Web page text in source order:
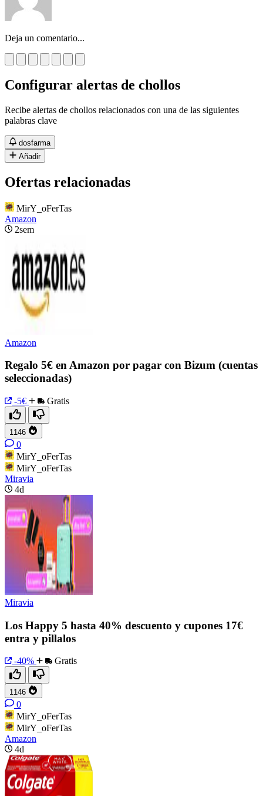
Deja un comentario...
Configurar alertas de chollos
Recibe alertas de chollos relacionados con una de las siguientes
palabras clave
dosfarma
Añadir
Ofertas relacionadas
MirY_oFerTas
Amazon
2sem
Amazon
Regalo 5€ en Amazon por pagar con Bizum (cuentas
seleccionadas)
-5€ Gratis
1146
0
MirY_oFerTas
MirY_oFerTas
Miravia
4d
Miravia
Los Happy 5 hasta 40% descuento y cupones 17€
entra y pillalos
-40% Gratis
1146
0
MirY_oFerTas
MirY_oFerTas
Amazon
4d